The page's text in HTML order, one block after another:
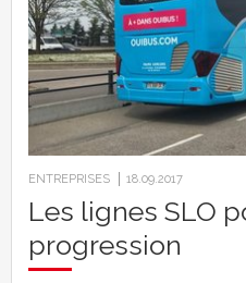
ENTREPRISES 18.09.2017
Les lignes SLO
progression